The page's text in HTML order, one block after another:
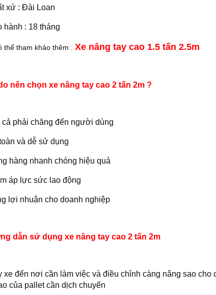
xứ : Đài Loan
hành : 18 tháng
thể tham khảo thêm : Xe nâng tay cao 1.5 tấn 2.5m
nên chọn xe nâng tay cao 2 tấn 2m ?
cả phải chăng đến người dùng
và dễ sử dụng
hàng nhanh chóng hiệu quả
áp lực sức lao động
lợi nhuận cho doanh nghiệp
dẫn sử dụng xe nâng tay cao 2 tấn 2m
xe đến nơi cần làm việc và điều chỉnh càng nâng sao cho
của pallet cần dịch chuyển
-
Xe nâng điện 4 bánh UK(G7)
ELT Thang nâng AOP20